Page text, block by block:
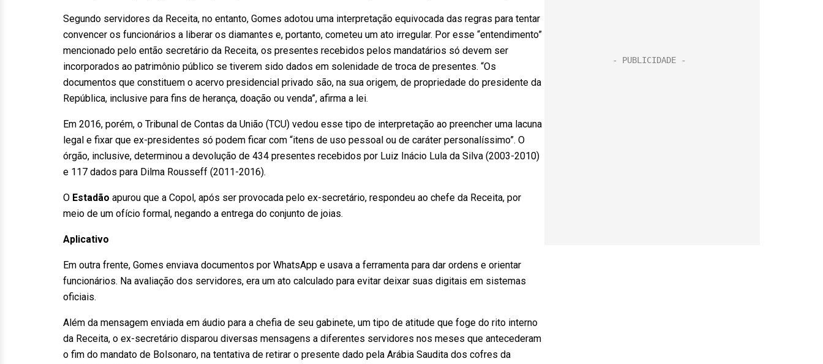
Segundo servidores da Receita, no entanto, Gomes adotou uma interpretação equivocada das regras para tentar
convencer os funcionários a liberar os diamantes e, portanto, cometeu um ato irregular. Por esse “entendimento”
mencionado pelo então secretário da Receita, os presentes recebidos pelos mandatários só devem ser
incorporados ao patrimônio público se tiverem sido dados em solenidade de troca de presentes. “Os
documentos que constituem o acervo presidencial privado são, na sua origem, de propriedade do presidente da
República, inclusive para fins de herança, doação ou venda”, afirma a lei.
Em 2016, porém, o Tribunal de Contas da União (TCU) vedou esse tipo de interpretação ao preencher uma lacuna
legal e fixar que ex-presidentes só podem ficar com “itens de uso pessoal ou de caráter personalíssimo”. O
órgão, inclusive, determinou a devolução de 434 presentes recebidos por Luiz Inácio Lula da Silva (2003-2010)
e 117 dados para Dilma Rousseff (2011-2016).
O Estadão apurou que a Copol, após ser provocada pelo ex-secretário, respondeu ao chefe da Receita, por
meio de um ofício formal, negando a entrega do conjunto de joias.
Aplicativo
Em outra frente, Gomes enviava documentos por WhatsApp e usava a ferramenta para dar ordens e orientar
funcionários. Na avaliação dos servidores, era um ato calculado para evitar deixar suas digitais em sistemas
oficiais.
Além da mensagem enviada em áudio para a chefia de seu gabinete, um tipo de atitude que foge do rito interno
da Receita, o ex-secretário disparou diversas mensagens a diferentes servidores nos meses que antecederam
o fim do mandato de Bolsonaro, na tentativa de retirar o presente dado pela Arábia Saudita dos cofres da